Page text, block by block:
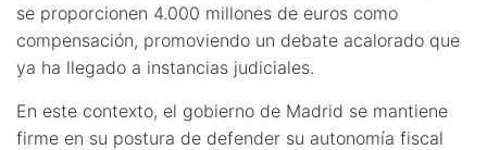
se proporcionen 4.000 millones de euros como
compensación, promoviendo un debate acalorado que
ya ha llegado a instancias judiciales.
En este contexto, el gobierno de Madrid se mantiene
firme en su postura de defender su autonomía fiscal